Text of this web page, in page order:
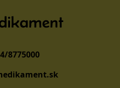
8775000